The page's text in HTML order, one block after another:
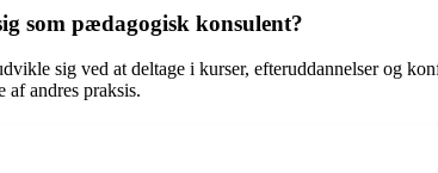
som pædagogisk konsulent?
sig ved at deltage i kurser, efteruddannelser og
andres praksis.